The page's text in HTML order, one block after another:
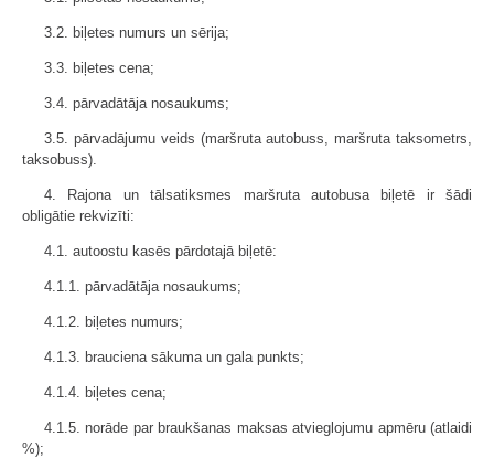
3.2. biļetes numurs un sērija;
3.3. biļetes cena;
3.4. pārvadātāja nosaukums;
3.5. pārvadājumu veids (maršruta autobuss, maršruta taksometrs,
taksobuss).
4. Rajona un tālsatiksmes maršruta autobusa biļetē ir šādi
obligātie rekvizīti:
4.1. autoostu kasēs pārdotajā biļetē:
4.1.1. pārvadātāja nosaukums;
4.1.2. biļetes numurs;
4.1.3. brauciena sākuma un gala punkts;
4.1.4. biļetes cena;
4.1.5. norāde par braukšanas maksas atvieglojumu apmēru (atlaidi
%);